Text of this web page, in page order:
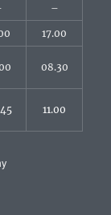
–
17.00
08.30
11.00